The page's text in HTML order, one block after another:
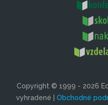
Copyright © 1999 - 2026
vyhradené | Obchodné